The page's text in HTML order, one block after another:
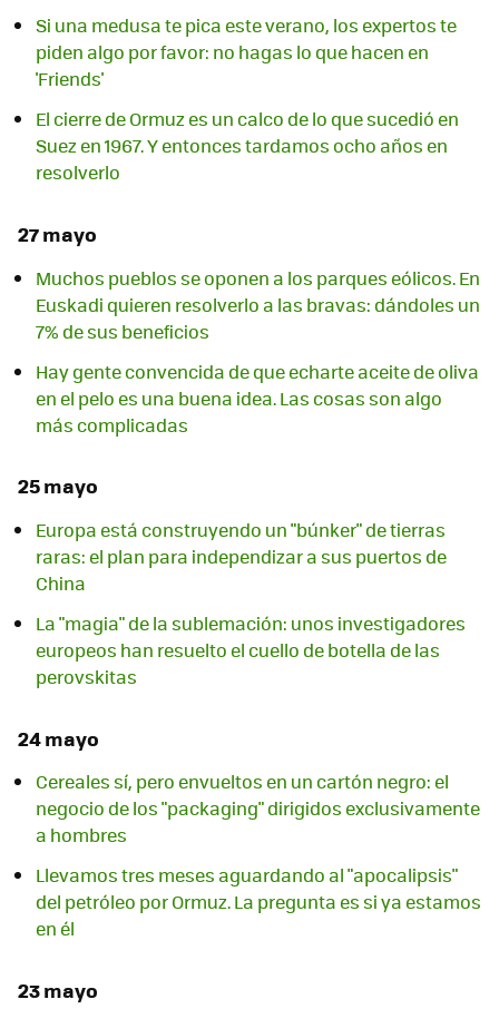
Si una medusa te pica este verano, los expertos te
piden algo por favor: no hagas lo que hacen en
'Friends'
El cierre de Ormuz es un calco de lo que sucedió en
Suez en 1967. Y entonces tardamos ocho años en
resolverlo
27 mayo
Muchos pueblos se oponen a los parques eólicos. En
Euskadi quieren resolverlo a las bravas: dándoles un
7% de sus beneficios
Hay gente convencida de que echarte aceite de oliva
en el pelo es una buena idea. Las cosas son algo
más complicadas
25 mayo
Europa está construyendo un "búnker" de tierras
raras: el plan para independizar a sus puertos de
China
La "magia" de la sublemación: unos investigadores
europeos han resuelto el cuello de botella de las
perovskitas
24 mayo
Cereales sí, pero envueltos en un cartón negro: el
negocio de los "packaging" dirigidos exclusivamente
a hombres
Llevamos tres meses aguardando al "apocalipsis"
del petróleo por Ormuz. La pregunta es si ya estamos
en él
23 mayo